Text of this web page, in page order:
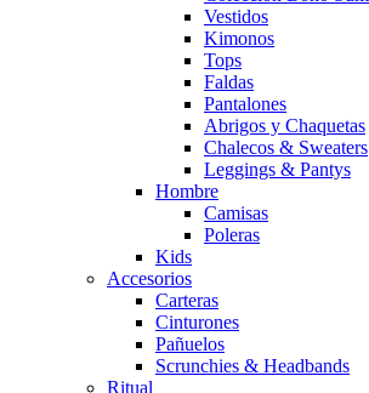
Vestidos
Kimonos
Tops
Faldas
Pantalones
Abrigos y Chaquetas
Chalecos & Sweaters
Leggings & Pantys
Hombre
Camisas
Poleras
Kids
Accesorios
Carteras
Cinturones
Pañuelos
Scrunchies & Headbands
Ritual